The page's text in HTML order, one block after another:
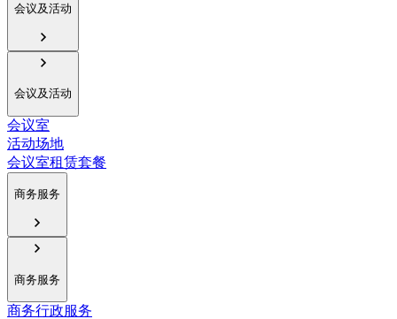
会议及活动
会议及活动
会议室
活动场地
会议室租赁套餐
商务服务
商务服务
商务行政服务